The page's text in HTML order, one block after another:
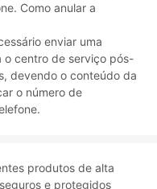
Como anular a
enviar uma
o centro de serviço pós-
devendo o conteúdo da
o número de
produtos de alta
e protegidos